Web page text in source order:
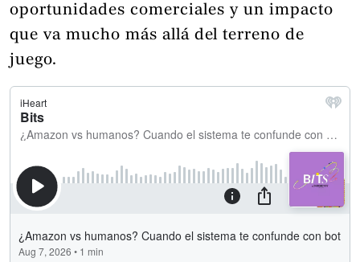
oportunidades comerciales y un impacto
que va mucho más allá del terreno de
juego.